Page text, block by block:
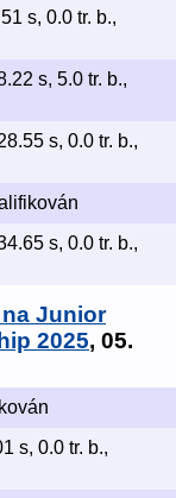
s, 0.0 tr. b.,
s, 5.0 tr. b.,
s, 0.0 tr. b.,
s, 0.0 tr. b.,
Junior
2025, 05.
s, 0.0 tr. b.,